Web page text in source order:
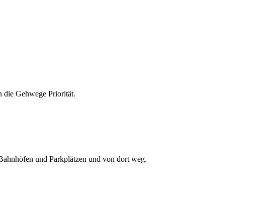
die Gehwege Priorität.
und Parkplätzen und von dort weg.